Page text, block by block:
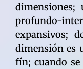
profundo-
expansivos;
dimensión es
fín; cuando se